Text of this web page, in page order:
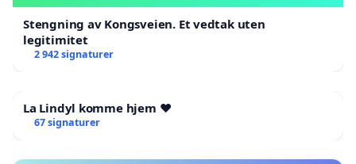
Stengning av Kongsveien. Et vedtak uten
legitimitet
2 942 signaturer
La Lindyl komme hjem ❤️
67 signaturer